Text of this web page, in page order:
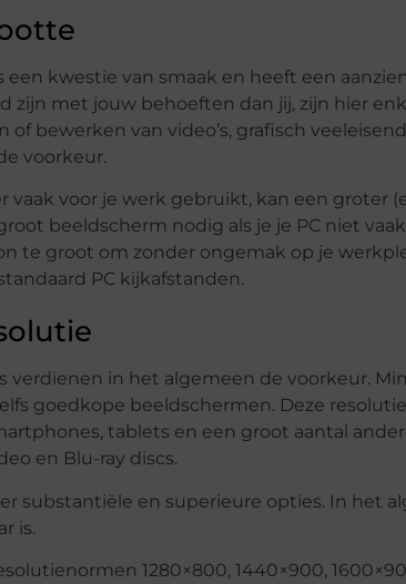
kwestie van smaak en heeft een
zijn met jouw behoeften dan jij, zijn hier
of bewerken van video’s, grafisch
voorkeur.
vaak voor je werk gebruikt, kan een
beeldscherm nodig als je je PC niet
te groot om zonder ongemak op je
PC kijkafstanden.
verdienen in het algemeen de voorkeur.
goedkope beeldschermen. Deze
tablets en een groot aantal
en Blu-ray discs.
substantiële en superieure opties. In het
is.
1280×800, 1440×900,